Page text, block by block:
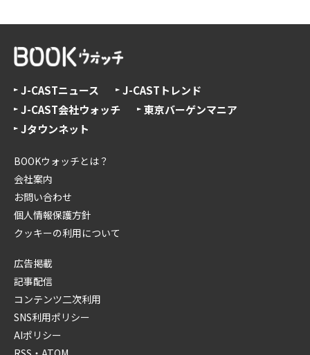
J-CASTニュース
J-CASTトレンド
J-CAST会社ウォッチ
東京バーゲンマニア
Jタウンネット
BOOKウォッチとは？
会社案内
お問い合わせ
個人情報保護方針
クッキーの利用について
広告掲載
記事配信
コンテンツ二次利用
SNS利用ポリシー
AIポリシー